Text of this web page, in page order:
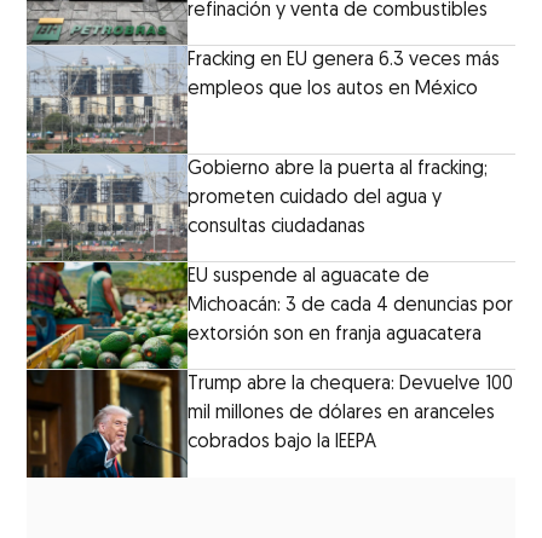
refinación y venta de combustibles
Fracking en EU genera 6.3 veces más
empleos que los autos en México
Gobierno abre la puerta al fracking;
prometen cuidado del agua y
consultas ciudadanas
EU suspende al aguacate de
Michoacán: 3 de cada 4 denuncias por
extorsión son en franja aguacatera
Trump abre la chequera: Devuelve 100
mil millones de dólares en aranceles
cobrados bajo la IEEPA